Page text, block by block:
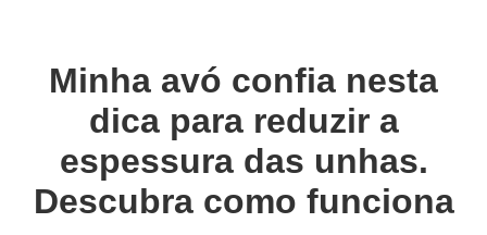
Minha avó confia nesta
dica para reduzir a
espessura das unhas.
Descubra como funciona